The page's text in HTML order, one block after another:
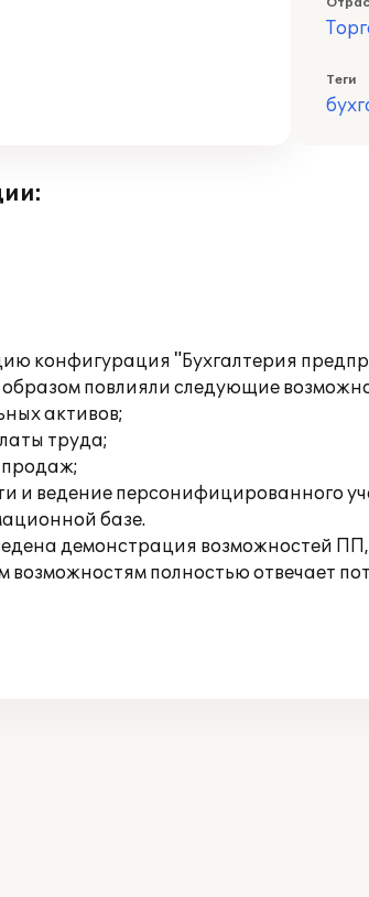
Теги
конфигурация "Бухгалтерия
повлияли следующие
активов;
труда;
продаж;
и ведение персонифицированного
базе.
демонстрация возможностей
полностью отвечает